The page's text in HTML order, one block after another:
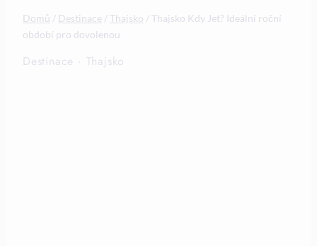
Domů / Destinace /Thajsko /Thajsko Kdy Jet? Ideální roční
období pro dovolenou
Destinace · Thajsko